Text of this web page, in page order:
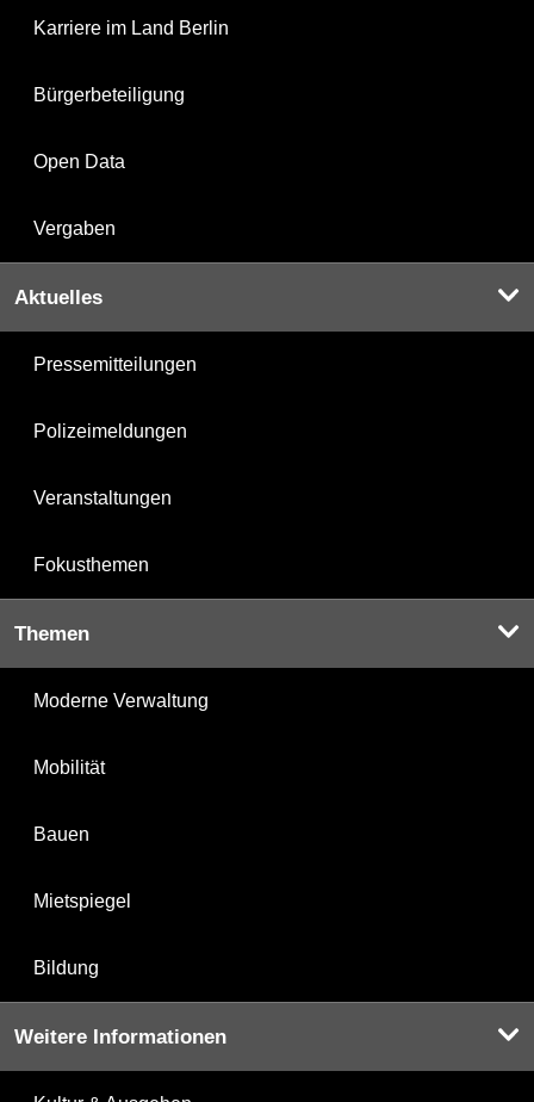
Karriere im Land Berlin
Bürgerbeteiligung
Open Data
Vergaben
Aktuelles
Pressemitteilungen
Polizeimeldungen
Veranstaltungen
Fokusthemen
Themen
Moderne Verwaltung
Mobilität
Bauen
Mietspiegel
Bildung
Weitere Informationen